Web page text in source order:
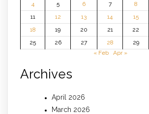
4
5 6 7 8
11
12 13 14 15
18
19 20 21 22
25
26 27 28 29
« Feb
Apr »
Archives
April 2026
March 2026